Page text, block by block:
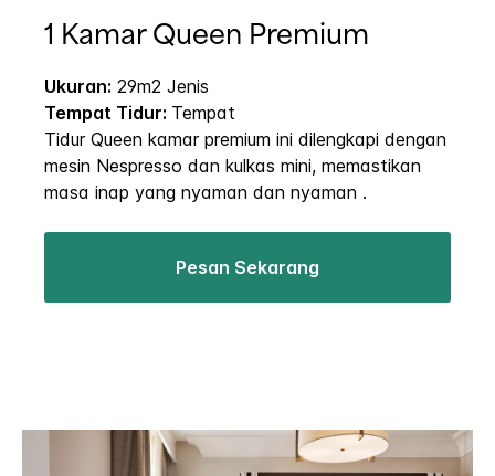
1 Kamar Queen Premium
Ukuran: 29m2 Jenis
Tempat Tidur: Tempat
Tidur Queen kamar premium ini dilengkapi dengan
mesin Nespresso dan kulkas mini, memastikan
masa inap yang nyaman dan nyaman .
Pesan Sekarang